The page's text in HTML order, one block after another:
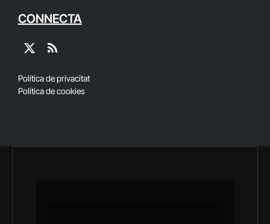
CONNECTA
X
RSS
Política de privacitat
Política de cookies